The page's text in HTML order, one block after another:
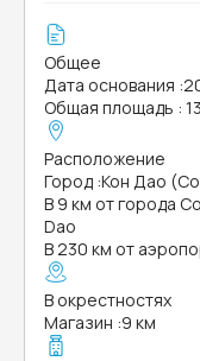
Общее
Дата основания :
Общая площадь :
Расположение
Город :Кон Дао
В 9 км от города
Dao
В 230 км от
В окрестностях
Магазин :9 км